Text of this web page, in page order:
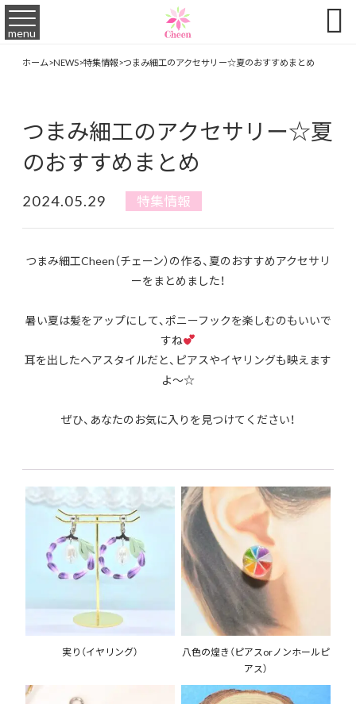
menu 
ホーム>NEWS>特集情報>つまみ細工のアクセサリー☆夏のおすすめまとめ
つまみ細工のアクセサリー☆夏
のおすすめまとめ
2024.05.29 特集情報
つまみ細工Cheen（チェーン）の作る、夏のおすすめアクセサリ
ーをまとめました！
暑い夏は髪をアップにして、ポニーフックを楽しむのもいいで
すね
耳を出したヘアスタイルだと、ピアスやイヤリングも映えます
よ～☆
ぜひ、あなたのお気に入りを見つけてください！
実り（イヤリング）
八色の煌き（ピアスorノンホールピ
アス）